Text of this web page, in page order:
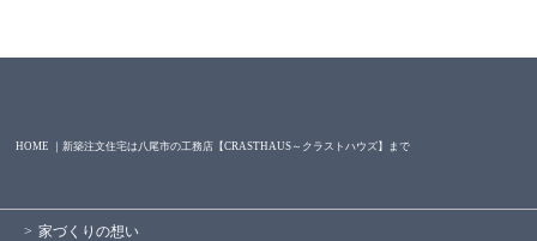
HOME ｜新築注文住宅は八尾市の工務店【CRASTHAUS～クラストハウズ】まで
家づくりの想い